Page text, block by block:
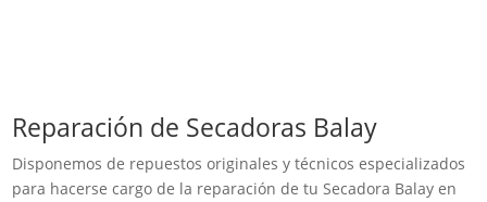
Reparación de Secadoras Balay
Disponemos de repuestos originales y técnicos especializados
para hacerse cargo de la reparación de tu Secadora Balay en